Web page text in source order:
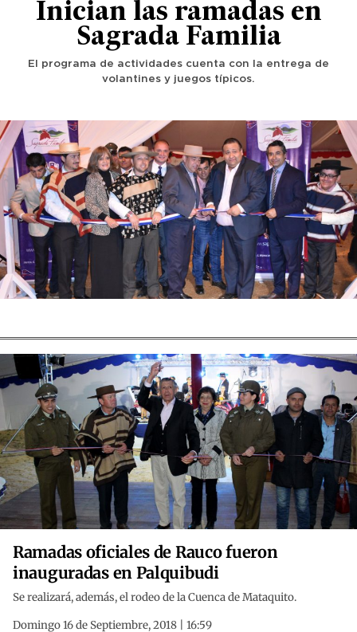
Inician las ramadas en
Sagrada Familia
El programa de actividades cuenta con la entrega de
volantines y juegos típicos.
Ramadas oficiales de Rauco fueron
inauguradas en Palquibudi
Se realizará, además, el rodeo de la Cuenca de Mataquito.
Domingo 16 de Septiembre, 2018 | 16:59